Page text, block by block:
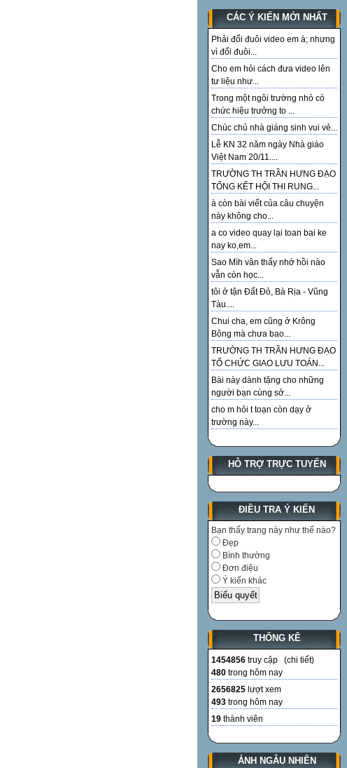
CÁC Ý KIẾN MỚI NHẤT
Phải đổi đuôi video em à; nhưng
vì đổi đuôi...
Cho em hỏi cách đưa video lên
tư liệu như...
Trong một ngôi trường nhỏ có
chức hiệu trưởng to ...
Chúc chủ nhà giáng sinh vui vẻ...
Lễ KN 32 năm ngày Nhà giáo
Việt Nam 20/11....
TRƯỜNG TH TRẦN HƯNG ĐẠO
TỔNG KẾT HỘI THI RUNG...
à còn bài viết của câu chuyện
này không cho...
a co video quay lại toan bai ke
nay ko,em...
Sao Mìh vân thấy nhớ hồi nào
vẫn còn học...
tôi ở tận Đất Đỏ, Bà Rịa - Vũng
Tàu....
Chui cha, em cũng ở Krông
Bông mà chưa bao...
TRƯỜNG TH TRẦN HƯNG ĐẠO
TỔ CHỨC GIAO LƯU TOÁN...
Bài này dành tặng cho những
người bạn cùng sở...
cho m hỏi t toạn còn dạy ở
trường này...
HỖ TRỢ TRỰC TUYẾN
ĐIỀU TRA Ý KIẾN
Bạn thấy trang này như thế nào?
Đẹp
Bình thường
Đơn điệu
Ý kiến khác
THỐNG KÊ
1454856 truy cập (chi tiết)
480 trong hôm nay
2656825 lượt xem
493 trong hôm nay
19 thành viên
ẢNH NGẪU NHIÊN